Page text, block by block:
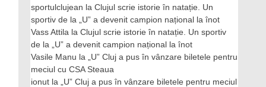
sportulclujean la Clujul scrie istorie în natație. Un
sportiv de la „U” a devenit campion național la înot
Vass Attila la Clujul scrie istorie în natație. Un sportiv
de la „U” a devenit campion național la înot
Vasile Manu la
„U” Cluj a pus în vânzare biletele pentru
meciul cu CSA Steaua
ionut la
„U” Cluj a pus în vânzare biletele pentru meciul